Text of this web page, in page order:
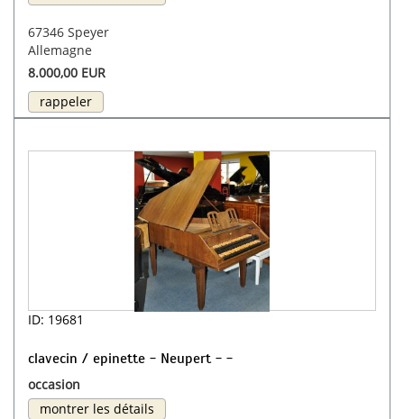
67346 Speyer
Allemagne
8.000,00 EUR
rappeler
ID: 19681
clavecin / epinette - Neupert - -
occasion
montrer les détails